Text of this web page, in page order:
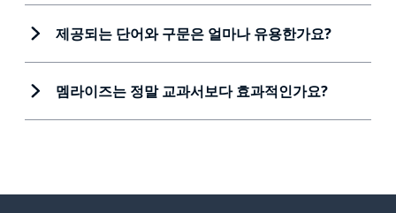
제공되는 단어와 구문은 얼마나 유용한가요?
멤라이즈는 정말 교과서보다 효과적인가요?